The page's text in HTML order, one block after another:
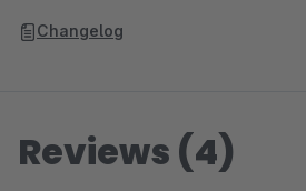
Changelog
Reviews (4)